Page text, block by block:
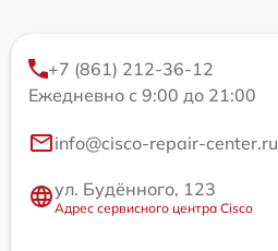
+7 (861) 212-36-12
Ежедневно с 9:00 до 21:00
info@cisco-repair-center.ru
ул. Будённого, 123
Адрес сервисного центра Cisco